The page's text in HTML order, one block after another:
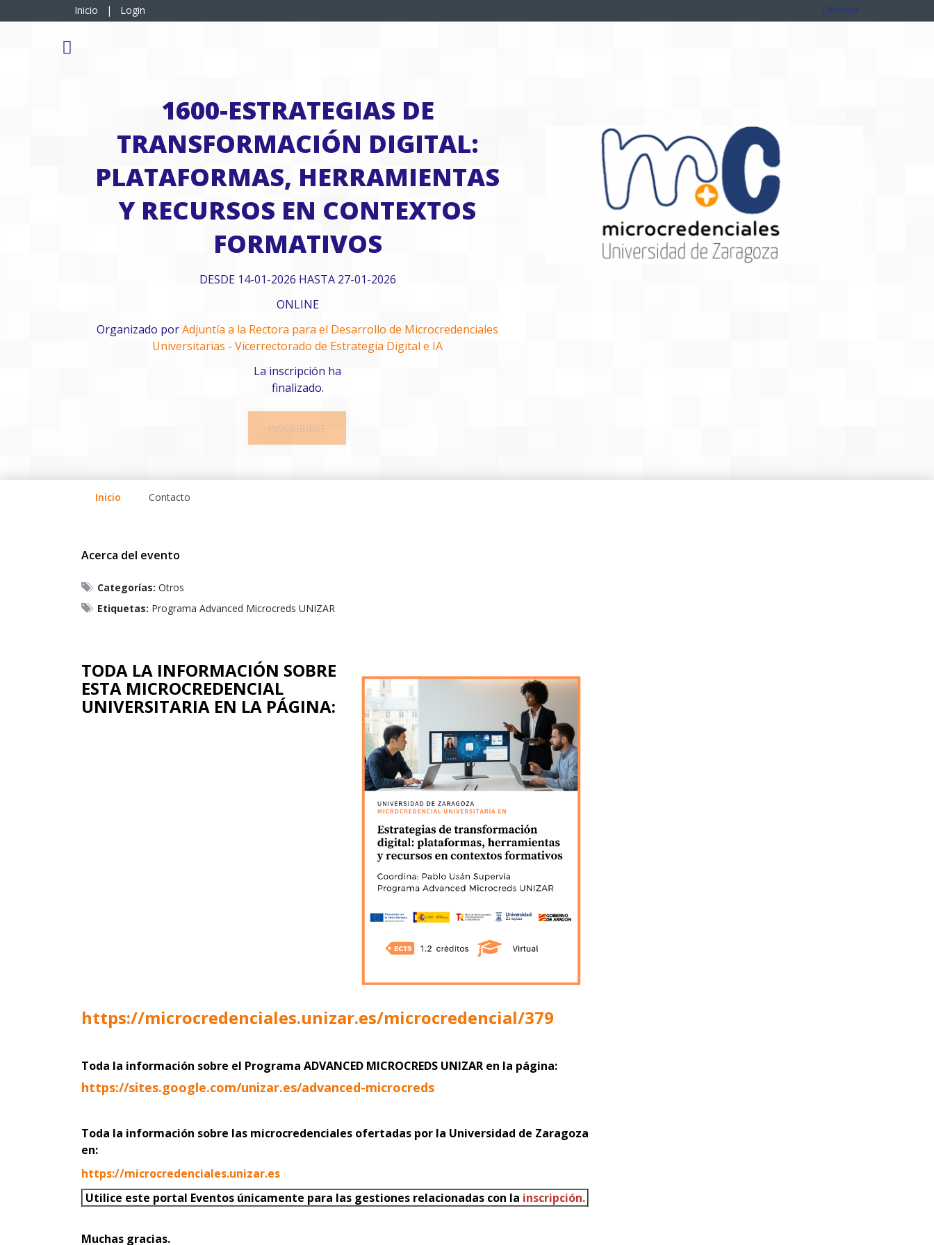
Inicio | Login Idioma
1600-ESTRATEGIAS DE
TRANSFORMACIÓN DIGITAL:
PLATAFORMAS, HERRAMIENTAS
Y RECURSOS EN CONTEXTOS
FORMATIVOS
DESDE 14-01-2026 HASTA 27-01-2026
ONLINE
Organizado porAdjuntía a la Rectora para el Desarrollo de Microcredenciales
Universitarias - Vicerrectorado de Estrategia Digital e IA
La inscripción ha
finalizado.
INSCRIBIRSE
Inicio Contacto
Acerca del evento
Categorías: Otros
Etiquetas: Programa Advanced Microcreds UNIZAR
TODA LA INFORMACIÓN SOBRE
ESTA MICROCREDENCIAL
UNIVERSITARIA EN LA PÁGINA:
https://microcredenciales.unizar.es/microcredencial/379
Toda la información sobre el Programa ADVANCED MICROCREDS UNIZAR en la página:
https://sites.google.com/unizar.es/advanced-microcreds
Toda la información sobre las microcredenciales ofertadas por la Universidad de Zaragoza
en:
https://microcredenciales.unizar.es
Utilice este portal Eventos únicamente para las gestiones relacionadas con la inscripción.
Muchas gracias.